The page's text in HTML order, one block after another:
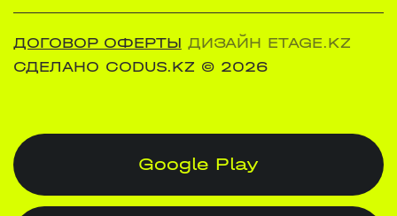
ДОГОВОР ОФЕРТЫ ДИЗАЙН ETAGE.KZ
СДЕЛАНО CODUS.KZ © 2026
Google Play